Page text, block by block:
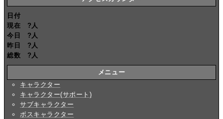
日付
現在
? 人
今日
? 人
昨日
? 人
総数
? 人
メニュー
キャラクター
キャラクター(サポート)
サブキャラクター
ボスキャラクター